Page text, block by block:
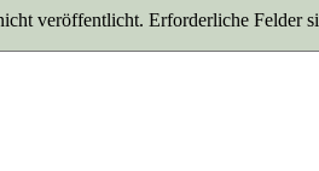
veröffentlicht. Erforderliche Felder